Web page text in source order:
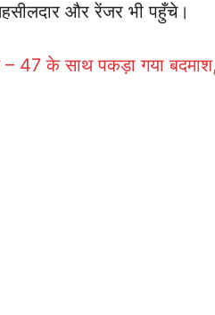
और रेंजर भी पहुँचे।
– 47 के साथ पकड़ा गया